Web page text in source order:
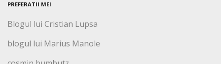
PREFERATII MEI
Blogul lui Cristian Lupsa
blogul lui Marius Manole